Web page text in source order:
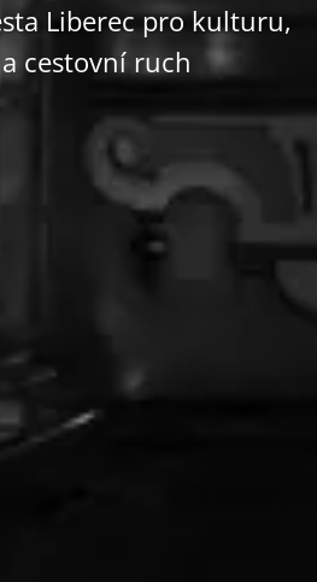
Liberec pro kulturu,
cestovní ruch